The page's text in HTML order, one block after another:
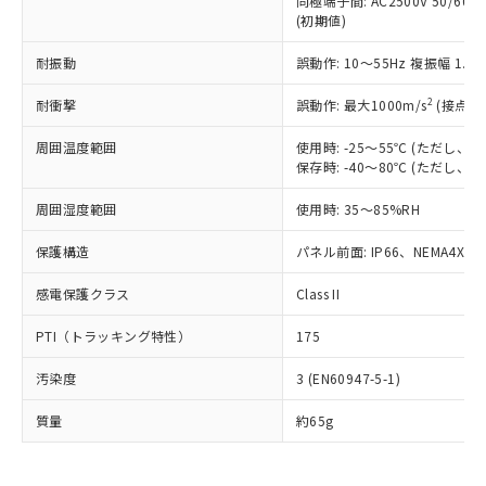
(初期値)
耐振動 誤動作: 10～55Hz 複振幅
耐衝撃 誤動作: 最大1000m/s2 (接点
周囲温度範囲
使用時: -25～55℃ (ただし、氷
保存時: -40～80℃ (ただし、氷
周囲湿度範囲 使用時: 35～85%RH
保護構造 パネル前面: IP66、NEMA4X,
感電保護クラス Class II
PTI（トラッキング特性） 175
汚染度 3 (EN60947-5-1)
質量 約65g
在庫状況および標準価格照会結果は、
記載している更新日時点での社内デー
タに基づき作成されるものであり、閲
覧された時点での実際の在庫および標
準価格とは異なる場合があることをご
正式な納期状況および標準価格はお客
様のお取引先、またはお客様担当のオ
ムロン制御機器販売店・当社販売員に
オムロン制御機器販売店や当社販売拠
販売ネットワーク
」をご確認
在庫状況および標準価格結果を当社の
事前の承諾なく第三者に漏洩または開
示しないようお願いします。
マイパーツ機能（部品リスト作成サー
ビス）をご利用いただくには、I-Web
メンバーズにご登録されている必要が
あります。
鉛(Pb) 1000ppm以下、 水銀(Hg) 1000ppm以下、 カド
類(PBB) 1000ppm以下、ポリ臭化ジフェニルエーテル類
(PBDE) 1000ppm以下、フタル酸ビス(2-エチルヘキシ
ル) (DEHP)(別名：DOP) 1000ppm以下、フタル酸ブチ
ルベンジル（BBP） 1000ppm以下、フタル酸ジブチル
（DBP） 1000ppm以下、フタル酸ジイソブチル
但し、RoHS指令で産業用監視および制御機器に対する
図的な使用がないことを確認しています。
部品在庫の切り替え状況などにより、予定
月が前後することがあります。
*中国RoHS10物質の基準値 (GB/T26572)：
Pb(鉛) :1000ppm、 Hg(水銀) : 1000ppm、 Cd(カドミウ
Cr(Ⅵ)(六価クロム) : 1000ppm、 PBBs(ポリ臭化ビフェ
ニル類) : 1000ppm、 PBDEs(ポリ臭化ジフェニルエーテ
ル類) : 1000ppm、
DBP(フタル酸ジブチル) : 1000ppm、 DIBP(フタル酸ジ
イソブチル) : 1000ppm、 BBP(フタル酸ブチルベンジ
DEHP(フタル酸ビス(2-エチルヘキシル)) : 1000ppm
「ｅ」：有害物質（10物質）のすべてが基
準値以下であることを示します。
「10」：通常の使用状況下において有害物
質が外部に漏えいし、環境に深刻な影響を
及ぼさない年数を意味します。
「－」：未確認です。当社販売部門へお問
（以下｢規制貨物等」という）を輸出
または国外への提供する場合は、日本
国政府の輸出許可(または役務取引許
可)を取得するなどの必要な手続きを
当社は規制貨物を破棄する場合は、完
全に破砕するなど、違法に輸出されな
いよう必要な手段を講じます。
当社は貴社製品を、核兵器、ミサイ
ル、化学兵器、生物兵器またはその他
武器並びにこれらの製造装置等に一切
当社は、貴社製品を第三者に販売する
場合は、上記1、2および3の内容を当
該第三者に通知します。また当社は、
販売先および販売に係わる関係者が違
法に輸出するおそれがある場合は、取
り引きをいたしません。
一定数以上の在庫あり
一定数には満たないが在庫あり
在庫なし(最新の在庫状況につ
いては、お客様のお取引先、ま
たはお客様担当のオムロン制御
機器販売店・当社販売員にご確
認ください)
受注生産機種、また在庫状況の
情報を公開していない機種